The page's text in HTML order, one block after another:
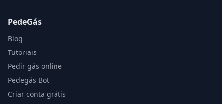
PedeGás
Blog
Tutoriais
Pedir gás online
Pedegás Bot
Criar conta grátis